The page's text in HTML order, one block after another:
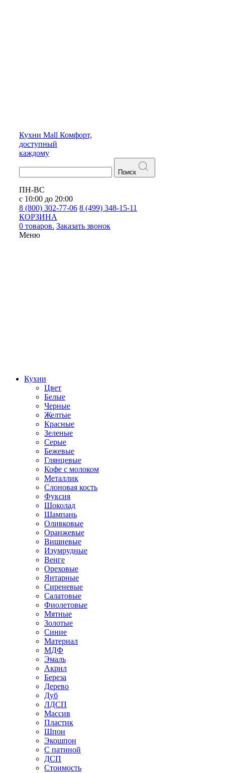
Кухни Mall Комфорт,
доступный
каждому
Поиск
ПН-ВС
с 10:00 до 20:00
8 (800) 302-77-06 8 (499) 348-15-11
КОРЗИНА
0 товаров. Заказать звонок
Меню
Кухни
Цвет
Белые
Черные
Желтые
Красные
Зеленые
Серые
Бежевые
Глянцевые
Кофе с молоком
Металлик
Слоновая кость
Фуксия
Шоколад
Шампань
Оливковые
Оранжевые
Вишневые
Изумрудные
Венге
Ореховые
Янтарные
Сиреневые
Салатовые
Фиолетовые
Мятные
Золотые
Синие
Материал
МДФ
Эмаль
Акрил
Береза
Дерево
Дуб
ЛДСП
Массив
Пластик
Шпон
Экошпон
С патиной
ДСП
Стоимость